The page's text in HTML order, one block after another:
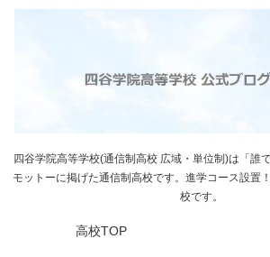
四谷学院高等学校(通信制高校 広域・単位制)は「誰
モットーに掲げた通信制高校です。進学コース設置
校です。
高校TOP